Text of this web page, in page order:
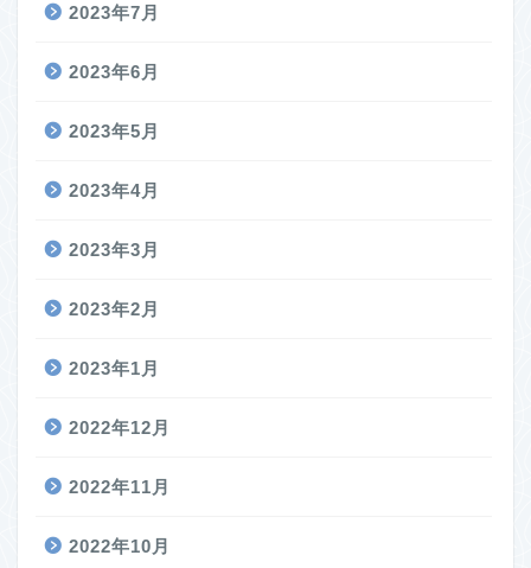
2023年7月
2023年6月
2023年5月
2023年4月
2023年3月
2023年2月
2023年1月
2022年12月
2022年11月
2022年10月